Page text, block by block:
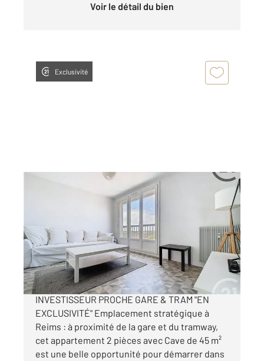
Voir le détail du bien
Exclusivité
, 2 pièces
Appartement à vendre
119 000 €
REIMS 2 PIÈCES IDÉAL PRIMO-ACCÉDANT OU
INVESTISSEUR PROCHE GARE & TRAM "EN
EXCLUSIVITÉ" Emplacement stratégique à
Reims : à proximité de la gare et du tramway,
cet appartement 2 pièces avec Cave de 45 m²
est une belle opportunité pour démarrer dans